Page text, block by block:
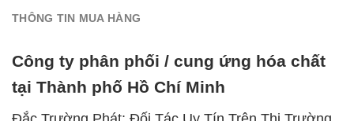
THÔNG TIN MUA HÀNG
Công ty phân phối / cung ứng hóa chất
tại Thành phố Hồ Chí Minh